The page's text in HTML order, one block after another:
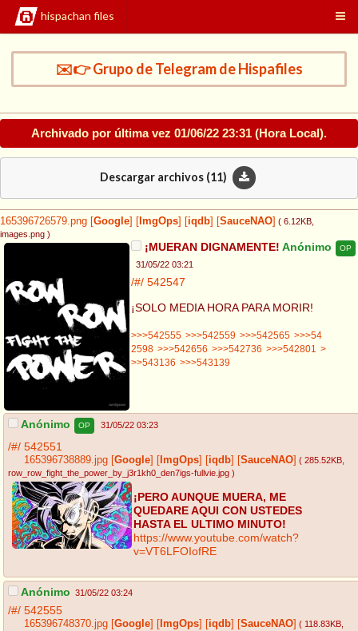
hispachan files
✉️👉 Grupo de Telegram de Hispafiles
Archivado por última vez 01/06/22 23:31 (Hora Local).
Descargar archivos (11)
165396726579.png Google ImgOps iqdb SauceNAO ( 6.12KB
images.png )
¡MUERAN DIGNAMENTE! Anónimo OP
31/05/22 03:21
/#/ 542547
¡SOLO MEDIA HORA PARA MORIR!
>>>542555 >>>542559 >>>542565 >>>54
2598 >>>542656 >>>542736 >>>542801
>
>>543136 >>>543139
Anónimo OP 31/05/22 03:23
/#/ 542551
165396738889.jpg Google ImgOps iqdb SauceNAO ( 285.52KB
row_row_fight_the_power_by_j3r1kh0_den7igs-fullvie.jpg )
¡PERO AUNQUE MUERA, ME
QUEDARE AQUI CON USTEDES
HASTA EL ULTIMO MINUTO!
https://www.youtube.com/watch?
v=VT6LFOIofRE
Anónimo 31/05/22 03:24
/#/ 542555
165396748370.jpg Google ImgOps iqdb SauceNAO ( 118.83KB